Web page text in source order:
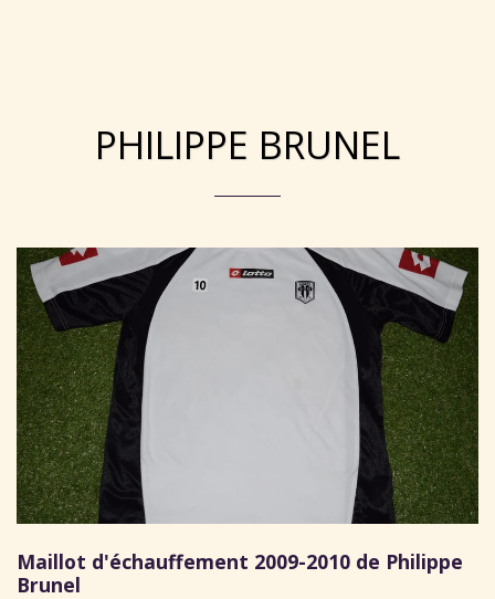
PHILIPPE BRUNEL
Maillot d'échauffement 2009-2010 de Philippe
Brunel